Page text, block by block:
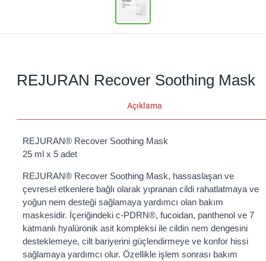
REJURAN Recover Soothing Mask
Açıklama
REJURAN®️ Recover Soothing Mask
25 ml x 5 adet
REJURAN®️ Recover Soothing Mask, hassaslaşan ve
çevresel etkenlere bağlı olarak yıpranan cildi rahatlatmaya ve
yoğun nem desteği sağlamaya yardımcı olan bakım
maskesidir. İçeriğindeki c-PDRN®️, fucoidan, panthenol ve 7
katmanlı hyalüronik asit kompleksi ile cildin nem dengesini
desteklemeye, cilt bariyerini güçlendirmeye ve konfor hissi
sağlamaya yardımcı olur. Özellikle işlem sonrası bakım